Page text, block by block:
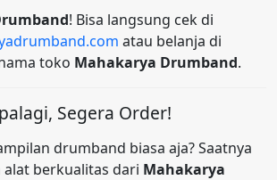
! Bisa langsung cek di
atau belanja di
toko Mahakarya Drumband.
Segera Order!
drumband biasa aja? Saatnya
berkualitas dari Mahakarya